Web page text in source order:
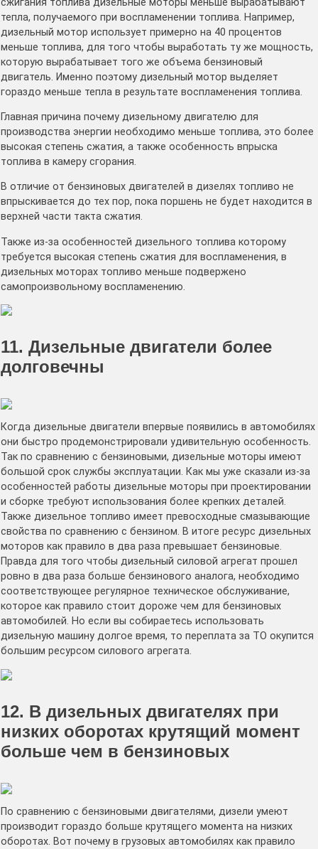
тепла, получаемого при воспламенении топлива. Например,
дизельный мотор использует примерно на 40 процентов
меньше топлива, для того чтобы выработать ту же мощность,
которую вырабатывает того же объема бензиновый
двигатель. Именно поэтому дизельный мотор выделяет
гораздо меньше тепла в результате воспламенения топлива.
Главная причина почему дизельному двигателю для
производства энергии необходимо меньше топлива, это более
высокая степень сжатия, а также особенность впрыска
топлива в камеру сгорания.
В отличие от бензиновых двигателей в дизелях топливо не
впрыскивается до тех пор, пока поршень не будет находится в
верхней части такта сжатия.
Также из-за особенностей дизельного топлива которому
требуется высокая степень сжатия для воспламенения, в
дизельных моторах топливо меньше подвержено
самопроизвольному воспламенению.
11. Дизельные двигатели более
долговечны
Когда дизельные двигатели впервые появились в автомобилях
они быстро продемонстрировали удивительную особенность.
Так по сравнению с бензиновыми, дизельные моторы имеют
большой срок службы эксплуатации. Как мы уже сказали из-за
особенностей работы дизельные моторы при проектировании
и сборке требуют использования более крепких деталей.
Также дизельное топливо имеет превосходные смазывающие
свойства по сравнению с бензином. В итоге ресурс дизельных
моторов как правило в два раза превышает бензиновые.
Правда для того чтобы дизельный силовой агрегат прошел
ровно в два раза больше бензинового аналога, необходимо
соответствующее регулярное техническое обслуживание,
которое как правило стоит дороже чем для бензиновых
автомобилей. Но если вы собираетесь использовать
дизельную машину долгое время, то переплата за ТО окупится
большим ресурсом силового агрегата.
12. В дизельных двигателях при
низких оборотах крутящий момент
больше чем в бензиновых
По сравнению с бензиновыми двигателями, дизели умеют
производит гораздо больше крутящего момента на низких
оборотах. Вот почему в грузовых автомобилях как правило